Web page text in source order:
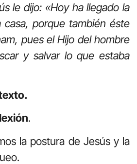
le dijo: «Hoy ha llegado la
casa, porque también éste
pues el Hijo del hombre
y salvar lo que estaba
.
la postura de Jesús y la